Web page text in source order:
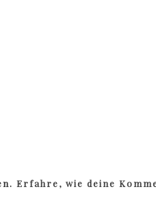
Erfahre, wie deine